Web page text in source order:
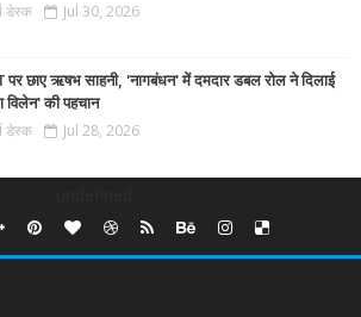
डेस्क Jul 30, 2026
पर छाए ऋषभ साहनी, 'नागबंधन' में दमदार डबल रोल ने दिलाई
विलेन' की पहचान
डेस्क Jul 28, 2026